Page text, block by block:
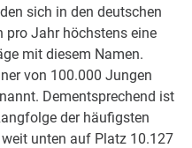
sich in den deutschen
pro Jahr höchstens eine
mit diesem Namen.
von 100.000 Jungen
Dementsprechend ist
der häufigsten
unten auf Platz 10.127